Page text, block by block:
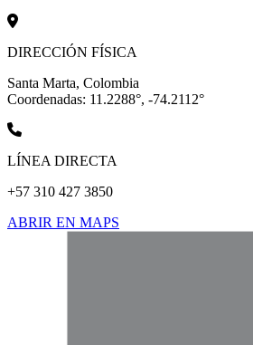
DIRECCIÓN FÍSICA
Santa Marta, Colombia
Coordenadas: 11.2288°, -74.2112°
LÍNEA DIRECTA
+57 310 427 3850
ABRIR EN MAPS